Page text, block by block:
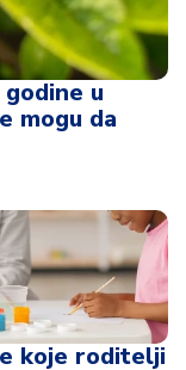
u
mogu da
koje roditelji